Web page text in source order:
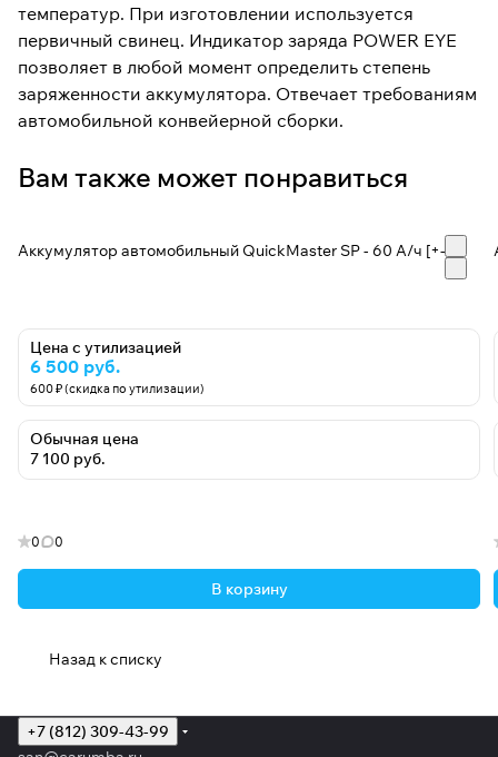
температур. При изготовлении используется
первичный свинец. Индикатор заряда POWER EYE
позволяет в любой момент определить степень
заряженности аккумулятора. Отвечает требованиям
автомобильной конвейерной сборки.
Вам также может понравиться
Аккумулятор автомобильный QuickMaster SP - 60 A/ч [+-]
Цена с утилизацией
6 500 руб.
600 ₽ (скидка по утилизации)
Обычная цена
7 100 руб.
0 0
В корзину
Назад к списку
+7 (812) 309-43-99